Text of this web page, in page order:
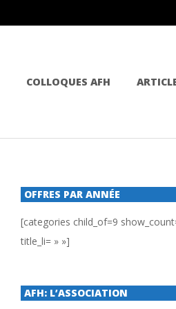
COLLOQUES AFH
OFFRES PAR ANNÉE
[categories child_of=9
title_li= » »]
AFH: L’ASSOCIATION